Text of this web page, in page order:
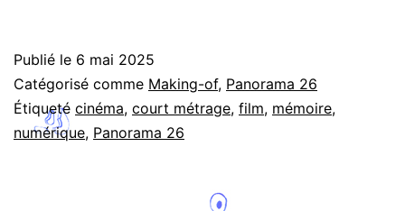
humains
–
Brieuc
Publié le 6 mai 2025
Catégorisé comme Making-of, Panorama 26
Étiqueté cinéma, court métrage, film, mémoire,
numérique, Panorama 26